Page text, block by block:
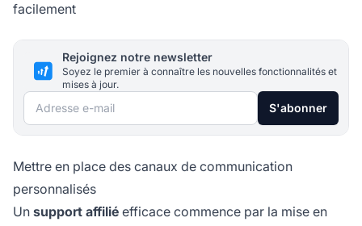
facilement
Rejoignez notre newsletter
Soyez le premier à connaître les nouvelles fonctionnalités et
mises à jour.
Adresse e-mail S'abonner
Mettre en place des canaux de communication
personnalisés
Un support affilié efficace commence par la mise en